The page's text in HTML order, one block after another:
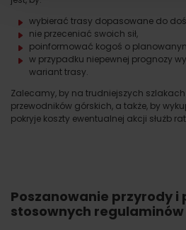
wybierać trasy dopasowane do
nie przeceniać swoich sił,
poinformować kogoś o
w przypadku niepewnej prognozy
wariant trasy.
Zalecamy, by na trudniejszych szlakach
przewodników górskich, a także, by
pokryje koszty ewentualnej akcji służb
Poszanowanie przyrody i
stosownych regulaminów